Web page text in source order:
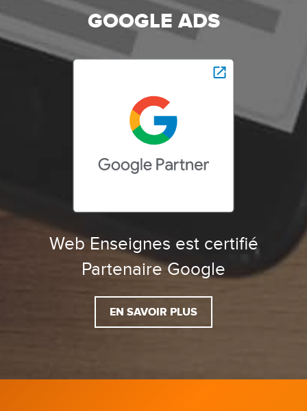
GOOGLE ADS
Web Enseignes est certifié
Partenaire Google
EN SAVOIR PLUS